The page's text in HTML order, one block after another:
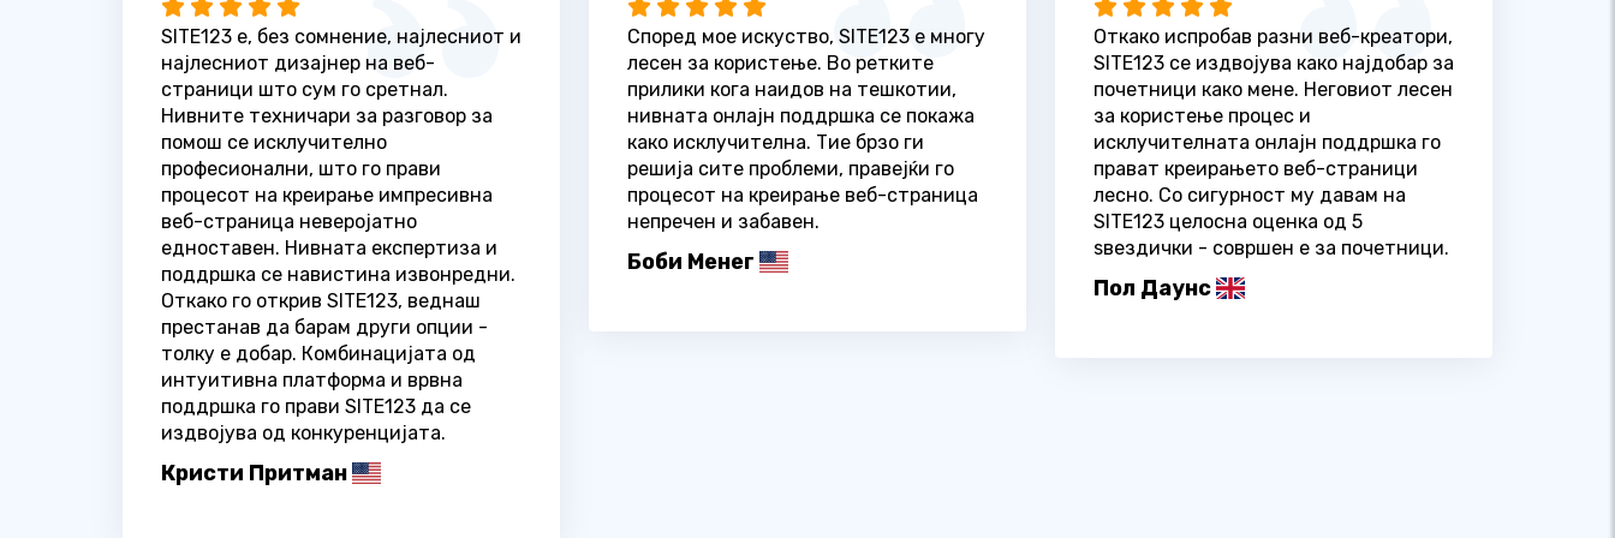
SITE123 е, без сомнение, најлесниот и
најлесниот дизајнер на веб-
страници што сум го сретнал.
Нивните техничари за разговор за
помош се исклучително
професионални, што го прави
процесот на креирање импресивна
веб-страница неверојатно
едноставен. Нивната експертиза и
поддршка се навистина извонредни.
Откако го открив SITE123, веднаш
престанав да барам други опции -
толку е добар. Комбинацијата од
интуитивна платформа и врвна
поддршка го прави SITE123 да се
издвојува од конкуренцијата.
Кристи Притман
Според мое искуство, SITE123 е многу
лесен за користење. Во ретките
прилики кога наидов на тешкотии,
нивната онлајн поддршка се покажа
како исклучителна. Тие брзо ги
решија сите проблеми, правејќи го
процесот на креирање веб-страница
непречен и забавен.
Боби Менег
Откако испробав разни веб-креатори,
SITE123 се издвојува како најдобар за
почетници како мене. Неговиот лесен
за користење процес и
исклучителната онлајн поддршка го
прават креирањето веб-страници
лесно. Со сигурност му давам на
SITE123 целосна оценка од 5
ѕвездички - совршен е за почетници.
Пол Даунс